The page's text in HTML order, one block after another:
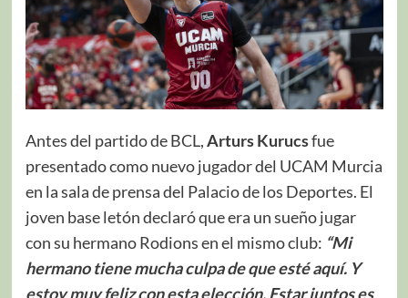
Antes del partido de BCL,Arturs Kurucsfue
presentado como nuevo jugador del UCAM Murcia
en la sala de prensa del Palacio de los Deportes. El
joven base letón declaró que era un sueño jugar
con su hermano Rodions en el mismo club: “Mi
hermano tiene mucha culpa de que esté aquí. Y
estoy muy feliz con esta elección. Estar juntos es